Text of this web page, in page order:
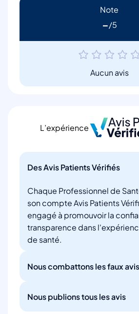
Note
-
Aucun avis
L’expérience
Des Avis Patients Vérifiés
Chaque Professionnel de
son compte Avis Patients
engagé à promouvoir la
transparence dans
de santé.
Nous combattons les faux avis
Nous publions tous les avis